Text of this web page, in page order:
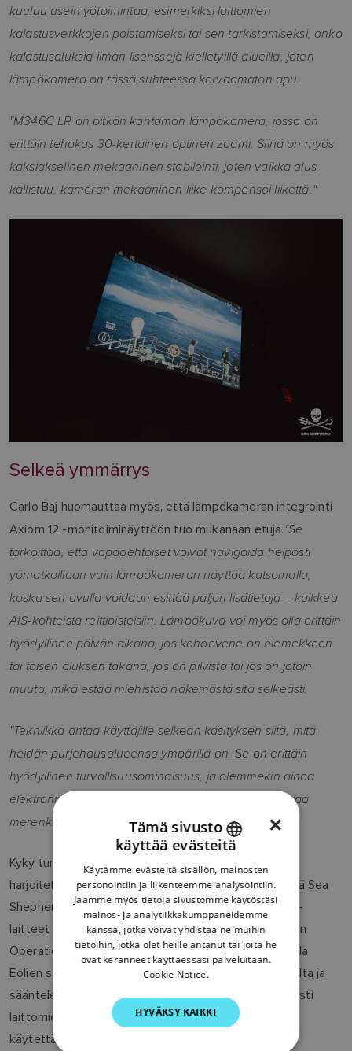
kuuluu usein yötoimintaa, esimerkiksi laittomien
kalastusverkkojen poistamiseksi tai sen tarkistamiseksi, onko
kalastusaluksia ilman lisenssejä kielletyillä alueilla, joten
lämpökamera on tässä suhteessa korvaamaton apu.
"M346C LR on pitkän kantaman lämpökamera, jossa on
erittäin tehokas 30-kertainen optinen zoomi. Siinä on myös
kaksiakselinen mekaaninen stabilointi, joten vaikka alus
kallistuu, kameran mekaaninen liike kompensoi liikettä."
Selkeä ymmärrys
Carlo Baj huomauttaa myös, että lämpökameran integrointi
Axiom 12 -monitoiminäyttöön tuo mukanaan etuja. "Se
tarkoittaa, että vapaaehtoiset voivat navigoida helposti
yömatkoillaan vain lämpökameran näyttöä katsomalla,
koska sen avulla voidaan esittää paljon lisätietoja – kaikkea
AIS-kohteista reittipisteisiin. Lämpökuva voi myös olla erittäin
hyödyllinen päivän aikana, jos kohdevene on niemekkeen
tai toisen aluksen takana, jos on pilvistä tai jos on jotain
muuta, mikä estää miehistöä näkemästä sitä selkeästi.
"Tekniikka antaa käyttäjille selkeän käsityksen siitä, mitä
heidän purjehdusalueensa ympärillä on. Se on erittäin
hyödyllinen turvallisuusominaisuus, ja olemmekin ainoa
elektroniikan tarjoaja, joka tarjoaa tällaista teknologiaa
merenkulkujärjestelmille."
Kyky tunnistaa varmasti epäillyt alukset ja selvittää,
harjoitetaanko laitonta kalastusta, on keskeinen tekijä Sea
Shepherd -toiminnassa, ja Italian laivaston Raymarine-
laitteet ovat välttämättömiä jatkuville aloitteille, kuten
Operation Sisolle. Kampanjan tarkoituksena on suojella
Eolien saarten vesistöjä laittomalta, ilmoittamattomalta ja
sääntelemättömältä kalastukselta ja puuttua erityisesti
laittomien FAD-välineiden (kalaparvien kokoamiseen
käytettävien välineiden) käyttöön.
ENGLISH
DANISH
ITALIAN
SWEDISH
DUTCH
×
Tämä sivusto
käyttää evästeitä
Käytämme evästeitä sisällön, mainosten
personointiin ja liikenteemme analysointiin.
Jaamme myös tietoja sivustomme käytöstäsi
mainos- ja analytiikkakumppaneidemme
kanssa, jotka voivat yhdistää ne muihin
tietoihin, jotka olet heille antanut tai joita he
ovat keränneet käyttäessäsi palveluitaan.
Cookie Notice.
HYVÄKSY KAIKKI